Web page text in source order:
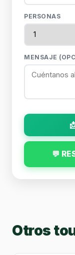
PERSONAS
MENSAJE
💬
Otros